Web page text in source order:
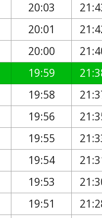
20:03
20:01
20:00
19:59
19:58
19:56
19:55
19:54
19:53
19:51